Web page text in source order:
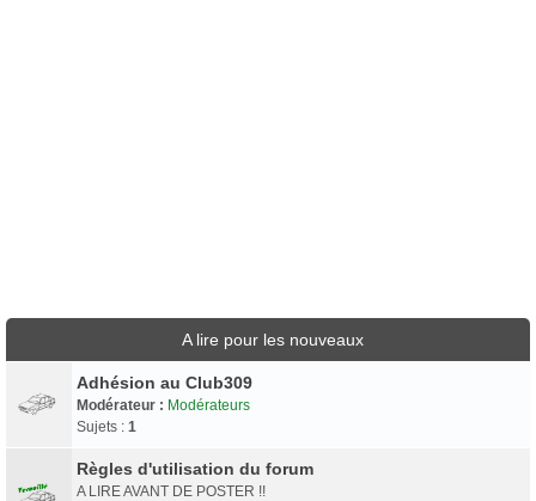
A lire pour les nouveaux
Adhésion au Club309
Modérateur : Modérateurs
Sujets : 1
Règles d'utilisation du forum
A LIRE AVANT DE POSTER !!